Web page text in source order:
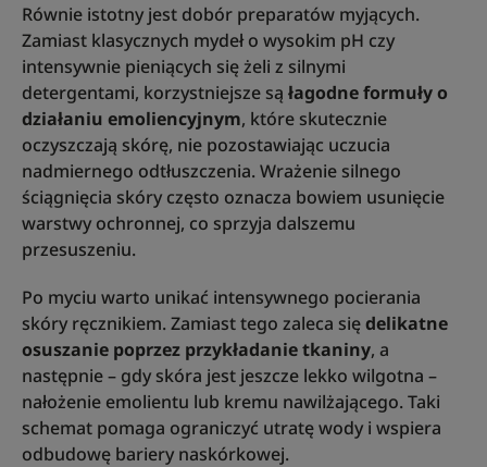
Równie istotny jest dobór preparatów myjących.
Zamiast klasycznych mydeł o wysokim pH czy
intensywnie pieniących się żeli z silnymi
detergentami, korzystniejsze są łagodne formuły o
działaniu emoliencyjnym, które skutecznie
oczyszczają skórę, nie pozostawiając uczucia
nadmiernego odtłuszczenia. Wrażenie silnego
ściągnięcia skóry często oznacza bowiem usunięcie
warstwy ochronnej, co sprzyja dalszemu
przesuszeniu.
Po myciu warto unikać intensywnego pocierania
skóry ręcznikiem. Zamiast tego zaleca siędelikatne
osuszanie poprzez przykładanie tkaniny, a
następnie – gdy skóra jest jeszcze lekko wilgotna –
nałożenie emolientu lub kremu nawilżającego. Taki
schemat pomaga ograniczyć utratę wody i wspiera
odbudowę bariery naskórkowej.